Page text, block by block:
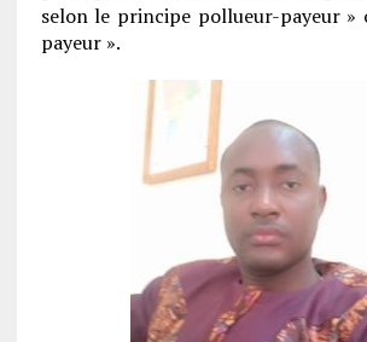
selon le principe pollueur-payeur »
payeur ».